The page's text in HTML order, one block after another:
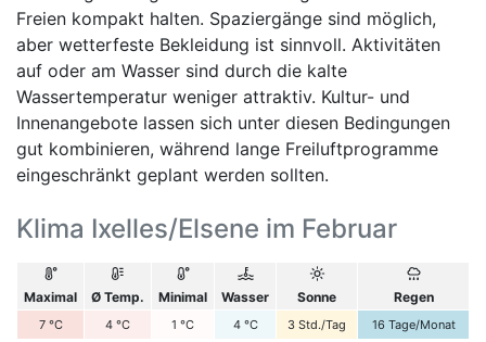
Freien kompakt halten. Spaziergänge sind möglich,
aber wetterfeste Bekleidung ist sinnvoll. Aktivitäten
auf oder am Wasser sind durch die kalte
Wassertemperatur weniger attraktiv. Kultur- und
Innenangebote lassen sich unter diesen Bedingungen
gut kombinieren, während lange Freiluftprogramme
eingeschränkt geplant werden sollten.
Klima Ixelles/Elsene im Februar
Maximal Ø Temp. Minimal Wasser Sonne Regen
7 °C 4 °C 1 °C 4 °C 3 Std./Tag 16 Tage/Monat